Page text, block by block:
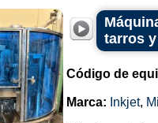
tarros
Código de
Marca: Inkjet,